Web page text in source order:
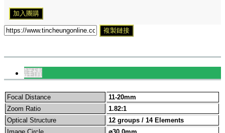
加入團購
複製鏈接
詳情
Focal Distance
11-20mm
Zoom Ratio
1.82:1
Optical Structure
12 groups / 14 Elements